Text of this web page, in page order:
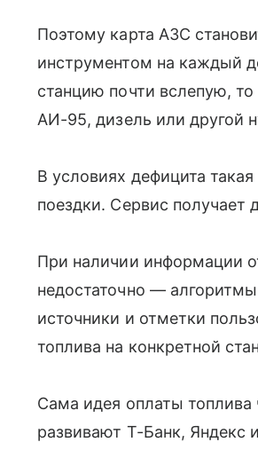
Поэтому карта АЗС
инструментом на каждый
станцию почти вслепую,
АИ-95, дизель или другой
В условиях дефицита
поездки. Сервис
При наличии информации
недостаточно —
источники и отметки
топлива на конкретной
Сама идея оплаты
развивают Т-Банк, Яндекс